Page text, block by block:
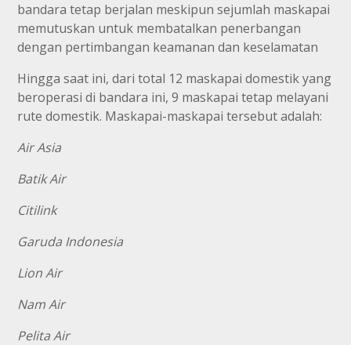
bandara tetap berjalan meskipun sejumlah maskapai
memutuskan untuk membatalkan penerbangan
dengan pertimbangan keamanan dan keselamatan
Hingga saat ini, dari total 12 maskapai domestik yang
beroperasi di bandara ini, 9 maskapai tetap melayani
rute domestik. Maskapai-maskapai tersebut adalah:
Air Asia
Batik Air
Citilink
Garuda Indonesia
Lion Air
Nam Air
Pelita Air